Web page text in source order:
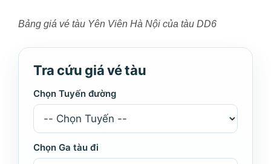
Bảng giá vé tàu Yên Viên Hà Nội của tàu DD6
Tra cứu giá vé tàu
Chọn Tuyến đường
Chọn Ga tàu đi